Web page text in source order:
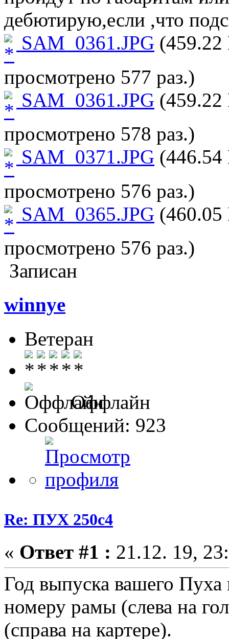
дебютирую,если ,что
SAM_0361.JPG
просмотрено 577 раз.)
SAM_0361.JPG
просмотрено 578 раз.)
SAM_0371.JPG
просмотрено 576 раз.)
SAM_0365.JPG
просмотрено 576 раз.)
Записан
winnye
Ветеран
Оффлайн
Сообщений: 923
Re: ПУХ 250с4
« Ответ #1 : 21.12. 19,
Год выпуска вашего
номеру рамы (слева на
(справа на картере).